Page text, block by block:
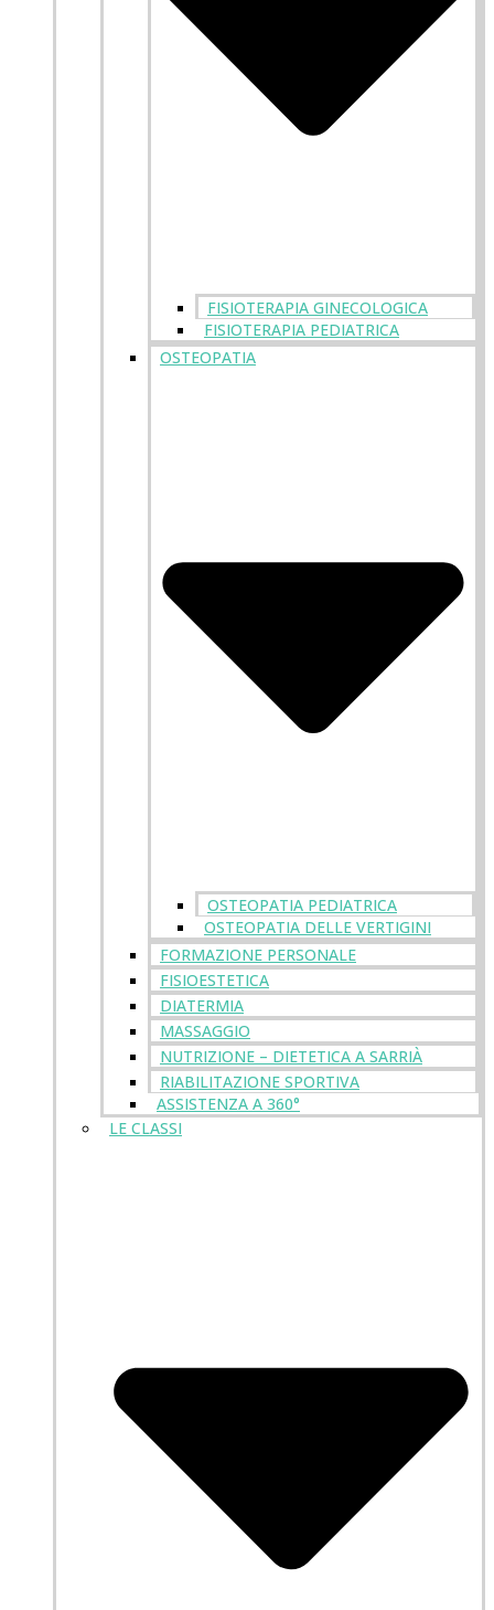
FISIOTERAPIA GINECOLOGICA
FISIOTERAPIA PEDIATRICA
OSTEOPATIA
OSTEOPATIA PEDIATRICA
OSTEOPATIA DELLE VERTIGINI
FORMAZIONE PERSONALE
FISIOESTETICA
DIATERMIA
MASSAGGIO
NUTRIZIONE – DIETETICA A SARRIÀ
RIABILITAZIONE SPORTIVA
ASSISTENZA A 360°
LE CLASSI